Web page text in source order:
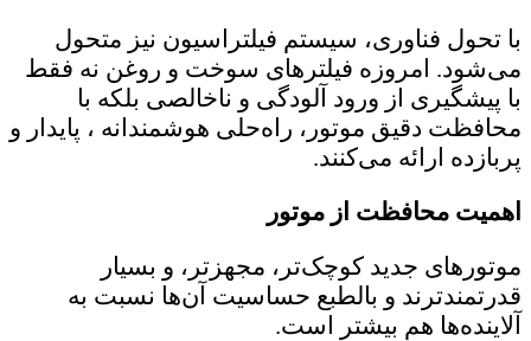
با تحول فناوری، سیستم فیلتراسیون نیز متحول
می‌شود. امروزه فیلترهای سوخت و روغن نه فقط
با پیشگیری از ورود آلودگی و ناخالصی‌ بلکه با
محافظت دقیق موتور، راه‌حلی هوشمندانه ، پایدار و
پربازده ارائه می‌کنند.
اهمیت محافظت از موتور
موتورهای جدید کوچک‌تر، مجهز‌تر، و بسیار
قدرتمندترند و بالطبع حساسیت آن‌ها نسبت به
آلاینده‌ها هم بیشتر است.